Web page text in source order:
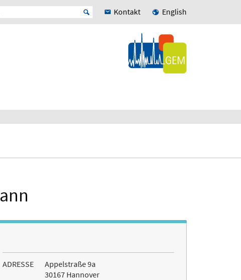
Kontakt English
ADRESSE
Appelstraße 9a
30167 Hannover